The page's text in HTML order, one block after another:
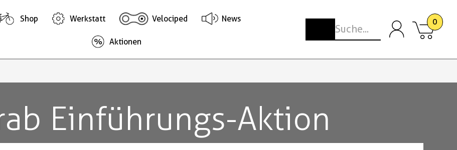
Shop Werkstatt Velociped News
Aktionen
0
Einführungs-Aktion